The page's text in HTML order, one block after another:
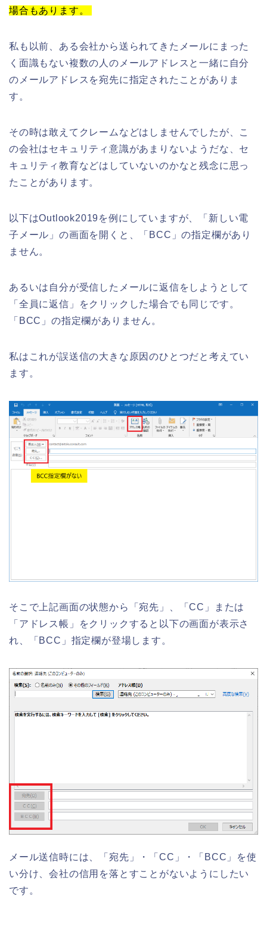
場合もあります。
私も以前、ある会社から送られてきたメールにまった
く面識もない複数の人のメールアドレスと一緒に自分
のメールアドレスを宛先に指定されたことがありま
す。
その時は敢えてクレームなどはしませんでしたが、こ
の会社はセキュリティ意識があまりないようだな、セ
キュリティ教育などはしていないのかなと残念に思っ
たことがあります。
以下はOutlook2019を例にしていますが、「新しい電
子メール」の画面を開くと、「 BCC 」の指定欄があり
ません。
あるいは自分が受信したメールに返信をしようとして
「全員に返信」をクリックした場合でも同じです。
「 BCC 」の指定欄がありません。
私はこれが誤送信の大きな原因のひとつだと考えてい
ます。
そこで上記画面の状態から「宛先」、「CC 」または
「アドレス帳」をクリックすると以下の画面が表示さ
れ、「 BCC 」指定欄が登場します。
メール送信時には、「宛先」・「 CC 」・「 BCC 」を使
い分け、会社の信用を落とすことがないようにしたい
です。